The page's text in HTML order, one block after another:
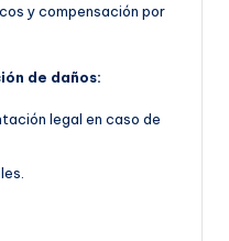
y compensación por
de daños:
legal en caso de